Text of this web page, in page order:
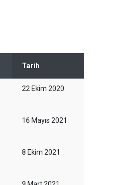
Tarih
22 Ekim 2020
16 Mayıs 2021
8 Ekim 2021